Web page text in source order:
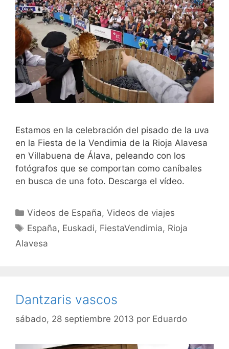
Estamos en la celebración del pisado de la uva
en la Fiesta de la Vendimia de la Rioja Alavesa
en Villabuena de Álava, peleando con los
fotógrafos que se comportan como caníbales
en busca de una foto. Descarga el vídeo.
Categorías
Videos de España,Videos de viajes
Etiquetas
España, Euskadi, FiestaVendimia, Rioja
Alavesa
Dantzaris vascos
sábado, 28 septiembre 2013 por Eduardo